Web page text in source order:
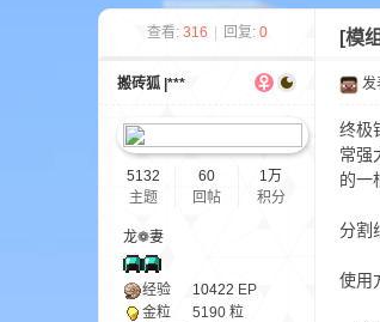
查看: 316 回复: 0 [模
搬砖狐 |***
5132
主题
60
回帖
1万
积分
龙❁妻
经验 10422 EP
金粒
5190 粒
发
终极
常强
的一
分割
使用